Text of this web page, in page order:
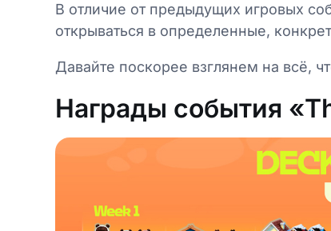
В отличие от предыдущих игровых
открываться в определенные,
Давайте поскорее взглянем на всё,
Награды события